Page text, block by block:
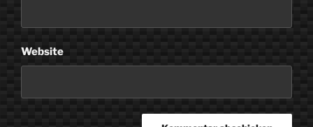
Website